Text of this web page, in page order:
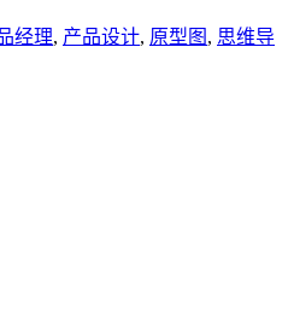
经理, 产品设计, 原型图 , 思维导